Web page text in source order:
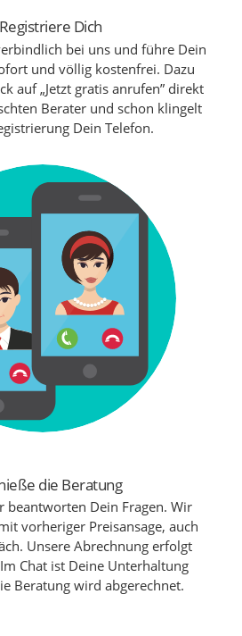
Dich
bei uns und führe Dein
und völlig kostenfrei. Dazu
auf „Jetzt gratis anrufen” direkt
Berater und schon klingelt
Dein Telefon.
die Beratung
beantworten Dein Fragen. Wir
vorheriger Preisansage, auch
Unsere Abrechnung erfolgt
Chat ist Deine Unterhaltung
Beratung wird abgerechnet.